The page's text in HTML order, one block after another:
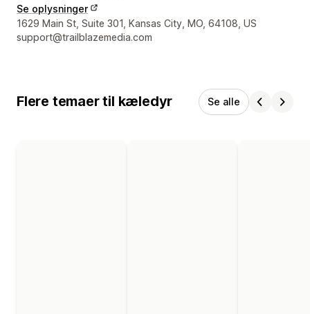
Se oplysninger
Se kontaktoplysninger
1629 Main St, Suite 301, Kansas City, MO, 64108, US
support@trailblazemedia.com
Flere temaer til kæledyr Se alle